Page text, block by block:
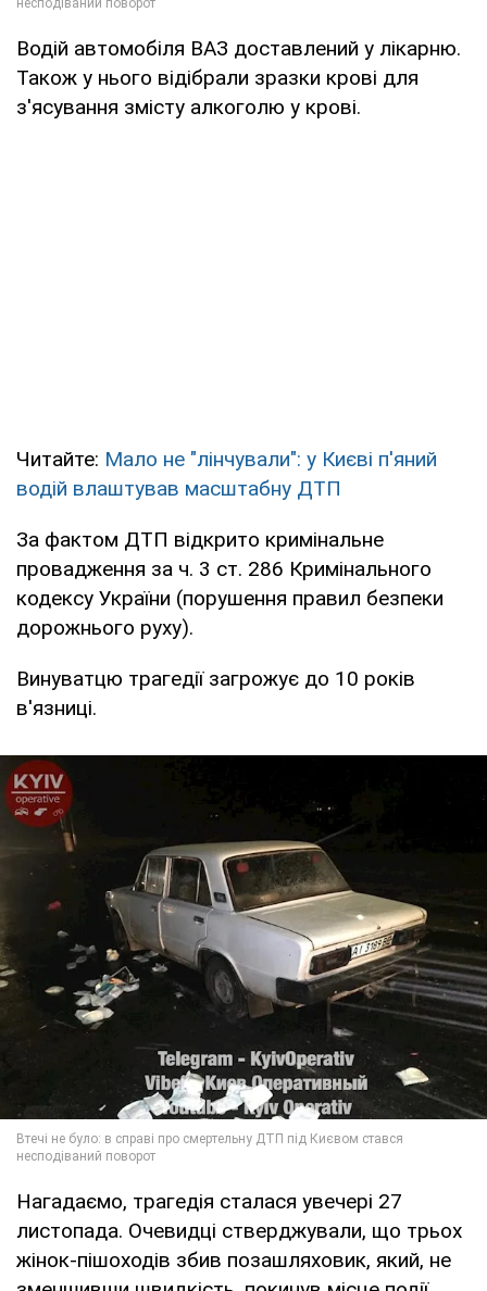
Водій автомобіля ВАЗ доставлений у лікарню.
Також у нього відібрали зразки крові для
з'ясування змісту алкоголю у крові.
Читайте: Мало не "лінчували": у Києві п'яний
водій влаштував масштабну ДТП
За фактом ДТП відкрито кримінальне
провадження за ч. 3 ст. 286 Кримінального
кодексу України (порушення правил безпеки
дорожнього руху).
Винуватцю трагедії загрожує до 10 років
в'язниці.
Нагадаємо, трагедія сталася увечері 27
листопада. Очевидці стверджували, що трьох
жінок-пішоходів збив позашляховик, який, не